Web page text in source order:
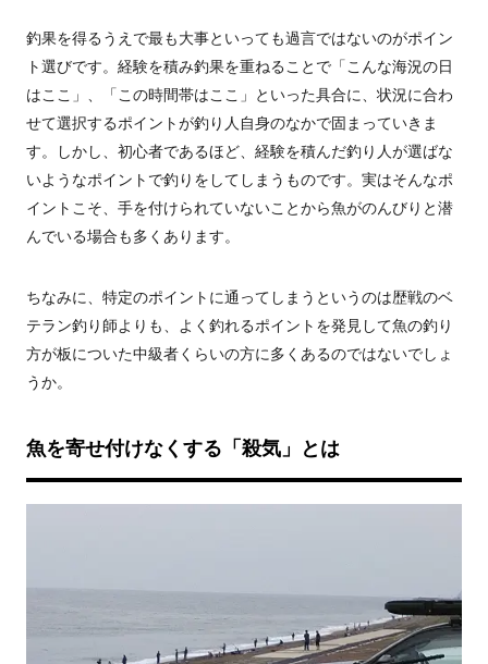
釣果を得るうえで最も大事といっても過言ではないのがポイン
ト選びです。経験を積み釣果を重ねることで「こんな海況の日
はここ」、「この時間帯はここ」といった具合に、状況に合わ
せて選択するポイントが釣り人自身のなかで固まっていきま
す。しかし、初心者であるほど、経験を積んだ釣り人が選ばな
いようなポイントで釣りをしてしまうものです。実はそんなポ
イントこそ、手を付けられていないことから魚がのんびりと潜
んでいる場合も多くあります。
ちなみに、特定のポイントに通ってしまうというのは歴戦のベ
テラン釣り師よりも、よく釣れるポイントを発見して魚の釣り
方が板についた中級者くらいの方に多くあるのではないでしょ
うか。
魚を寄せ付けなくする「殺気」とは